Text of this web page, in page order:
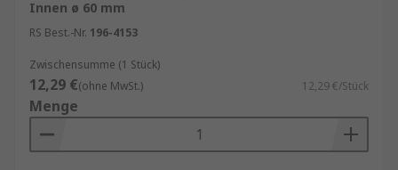
Innen ø 60 mm
RS Best.-Nr. 196-4153
Zwischensumme (1 Stück)
12,29 €(ohne MwSt.) 12,29 €/Stück
Menge